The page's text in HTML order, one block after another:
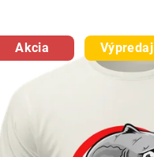
Akcia Výpredaj